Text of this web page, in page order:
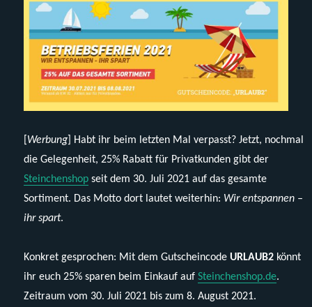
Werbung ] Habt ihr beim letzten Mal verpasst? Jetzt, nochmal
die Gelegenheit, 25% Rabatt für Privatkunden gibt der
Steinchenshop seit dem 30. Juli 2021 auf das gesamte
Sortiment. Das Motto dort lautet weiterhin: Wir entspannen –
ihr spart.
Konkret gesprochen: Mit dem GutscheincodeURLAUB2 könnt
ihr euch 25% sparen beim Einkauf aufSteinchenshop.de.
Zeitraum vom 30. Juli 2021 bis zum 8. August 2021.